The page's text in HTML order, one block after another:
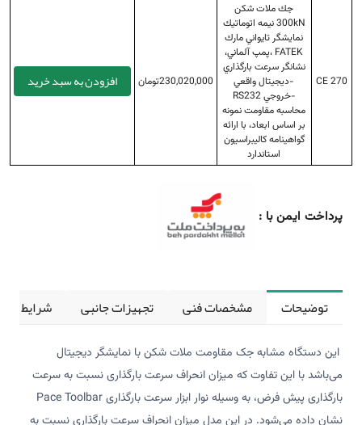
CE 270
جك ملات شكن
300kN نيمه اتوماتيك
نمايشگر تايواني مارك
FATEK ،پمپ آلماني،
نشانگر سرعت بارگذاري
-ديجيتال واقعي
-خروجي RS232
محاسبه مقاومت نمونه
بر اساس ابعاد، با ارائه
گواهينامه كاليبراسيون
استاندارد
230,020,000تومان افزودن به سبد خرید
پرداخت ایمن با :
توضیحات مشخصات فنی تجهیزات جانبی شرایط
این دستگاه مشابه جک مقاومت ملات شکن با نمایشگر دیجیتال
می‌باشد با این تفاوت که میزان انحراف سرعت بارگذاری نسبت به سرعت
بارگذاری پیش فرض، به وسیله نوار ابزار سرعت بارگذاری Pace Toolbar
نشان داده می‌شود. ‌‌در این مدل میزان انحراف سرعت بارگذاری نسبت به